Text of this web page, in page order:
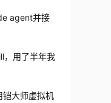
agent并接
，用了半年我
大师虚拟机